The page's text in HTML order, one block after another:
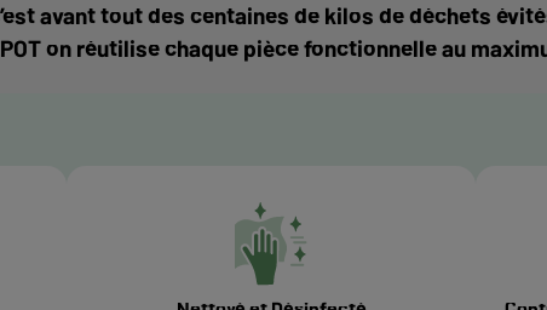
avant tout des centaines de kilos de déchets
on réutilise chaque pièce fonctionnelle au